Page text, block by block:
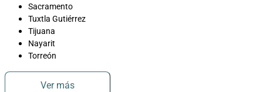
Sacramento
Tuxtla Gutiérrez
Tijuana
Nayarit
Torreón
Ver más